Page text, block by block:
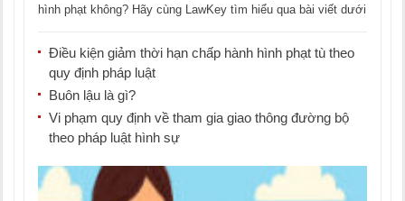
hình phạt không? Hãy cùng LawKey tìm hiểu qua bài viết dưới
Điều kiện giảm thời hạn chấp hành hình phạt tù theo
quy định pháp luật
Buôn lậu là gì?
Vi phạm quy định về tham gia giao thông đường bộ
theo pháp luật hình sự